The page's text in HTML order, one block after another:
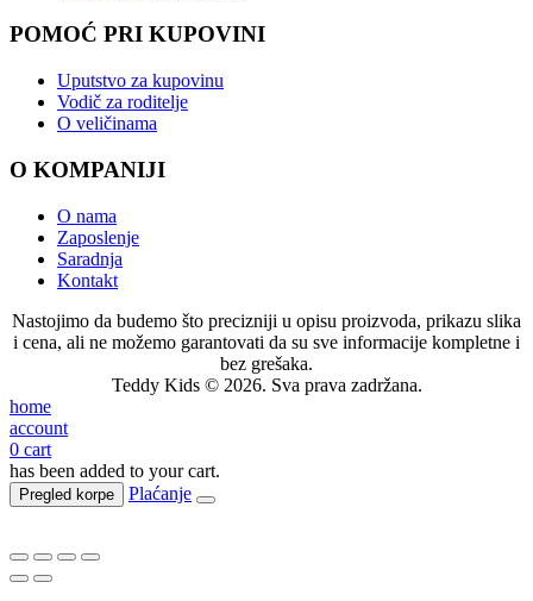
POMOĆ PRI KUPOVINI
Uputstvo za kupovinu
Vodič za roditelje
O veličinama
O KOMPANIJI
O nama
Zaposlenje
Saradnja
Kontakt
Nastojimo da budemo što precizniji u opisu proizvoda, prikazu slika
i cena, ali ne možemo garantovati da su sve informacije kompletne i
bez grešaka.
Teddy Kids © 2026. Sva prava zadržana.
home
account
0 cart
has been added to your cart.
Pregled korpe Plaćanje